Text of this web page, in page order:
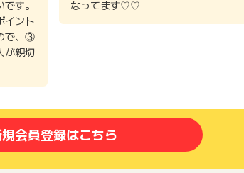
す。
イント
で、③
が親切
なってます♡♡
会員登録はこちら